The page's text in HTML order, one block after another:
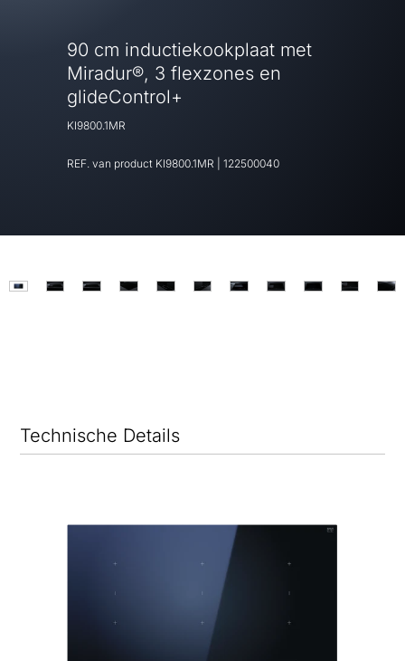
90 cm inductiekookplaat met
Miradur®, 3 flexzones en
glideControl+
KI9800.1MR
REF. van product KI9800.1MR 122500040
Technische Details